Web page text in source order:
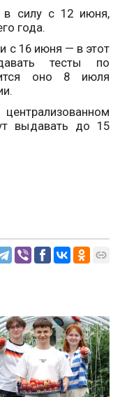
в силу с 12 июня,
года.
с 16 июня — в этот
тесты по
оно 8 июля
выдавать до 15